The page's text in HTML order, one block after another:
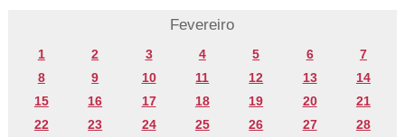
Fevereiro
1 2 3 4 5 6
7
8
9 10 11 12 13
14
15
16 17 18 19 20
21
22
23 24 25 26 27
28